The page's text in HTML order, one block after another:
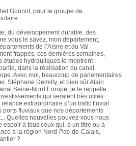
Gonnot, pour le groupe de
du développement durable, des
vous le savez, mon département,
de l’Aisne et du Val
frappés, ces dernières semaines,
études hydrauliques le montrent :
dans la réalisation du canal
Avec moi, beaucoup de parlementaires
Stéphane Demilly, et bien sûr Alain
Seine-Nord Europe, je le rappelle,
qui seraient très utiles
extraordinaire d’un trafic fluvial
ports fluviaux que nos départements
Quelles nouvelles pouvez-vous nous
à tous ceux qui, à un titre ou à
à la région Nord-Pas-de-Calais,
?